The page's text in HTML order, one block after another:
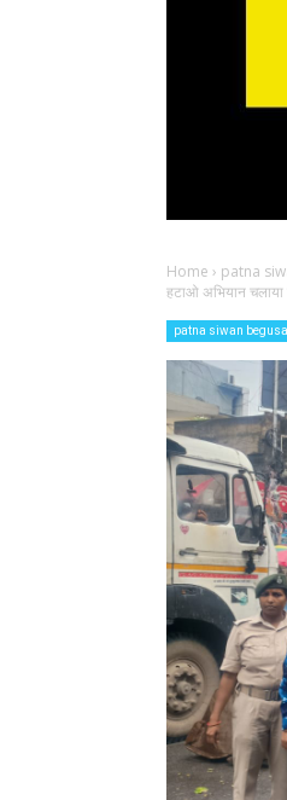
Home › patna
हटाओ अभियान चलाया
patna siwan